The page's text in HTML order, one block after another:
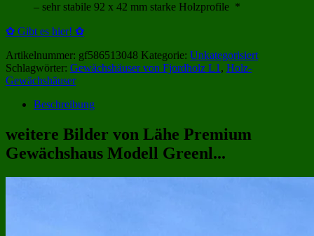
– sehr stabile 92 x 42 mm starke Holzprofile *
✿ Gibt es hier! ✿
Artikelnummer: gf586513048 Kategorie: Unkategorisiert
Schlagwörter: Gewächshäuser von Fjordholz L1 , Holz-
Gewächshäuser
Beschreibung
weitere Bilder von Lähe Premium
Gewächshaus Modell Greenl...